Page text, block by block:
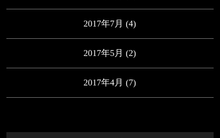
2017年7月 (4)
2017年5月 (2)
2017年4月 (7)